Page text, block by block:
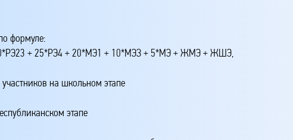
формуле:
+ 25*РЭ4 + 20*МЭ1 + 10*МЭЗ + 5*МЭ + ЖМЭ + ЖШЭ,
на школьном этапе
этапе